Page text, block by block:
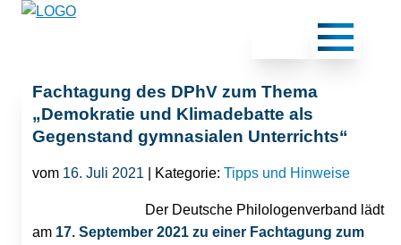
Fachtagung des DPhV zum Thema
„Demokratie und Klimadebatte als
Gegenstand gymnasialen Unterrichts“
vom 16. Juli 2021 | Kategorie: Tipps und Hinweise
Der Deutsche Philologenverband lädt
am 17. September 2021 zu einer Fachtagung zum